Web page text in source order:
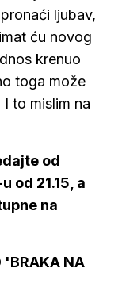
ljubav,
ću novog
krenuo
toga može
to mislim na
od
od 21.15, a
na
'BRAKA NA